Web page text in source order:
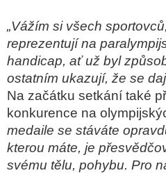
„Vážím si všech
reprezentují na
handicap, ať už byl
ostatním ukazují, že se
Na začátku setkání také
konkurence na
medaile se stáváte
kterou máte, je
svému tělu, pohybu. Pro